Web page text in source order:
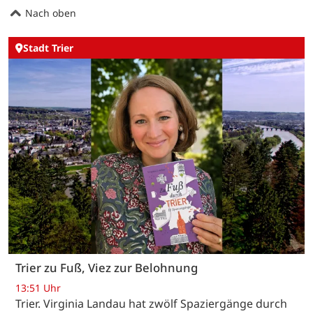
Nach oben
Stadt Trier
Trier zu Fuß, Viez zur Belohnung
13:51 Uhr
Trier. Virginia Landau hat zwölf Spaziergänge durch